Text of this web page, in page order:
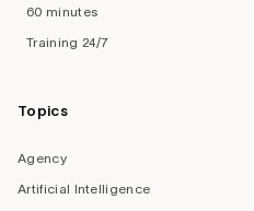
60 minutes
Training 24/7
Topics
Agency
Artificial Intelligence